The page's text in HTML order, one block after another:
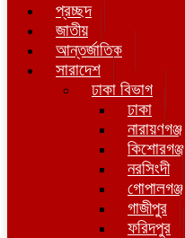
প্রচ্ছদ
জাতীয়
আন্তর্জাতিক
সারাদেশ
ঢাকা বিভাগ
ঢাকা
নারায়ণগঞ্জ
কিশোরগঞ্জ
নরসিংদী
গোপালগঞ্জ
গাজীপুর
ফরিদপুর